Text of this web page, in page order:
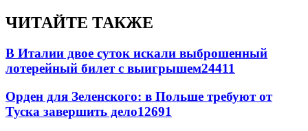
ЧИТАЙТЕ ТАКЖЕ
В Италии двое суток искали выброшенный
лотерейный билет с выигрышем24411
Орден для Зеленского: в Польше требуют от
Туска завершить дело12691